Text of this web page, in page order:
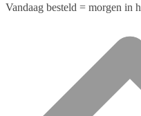
Vandaag besteld = morgen in